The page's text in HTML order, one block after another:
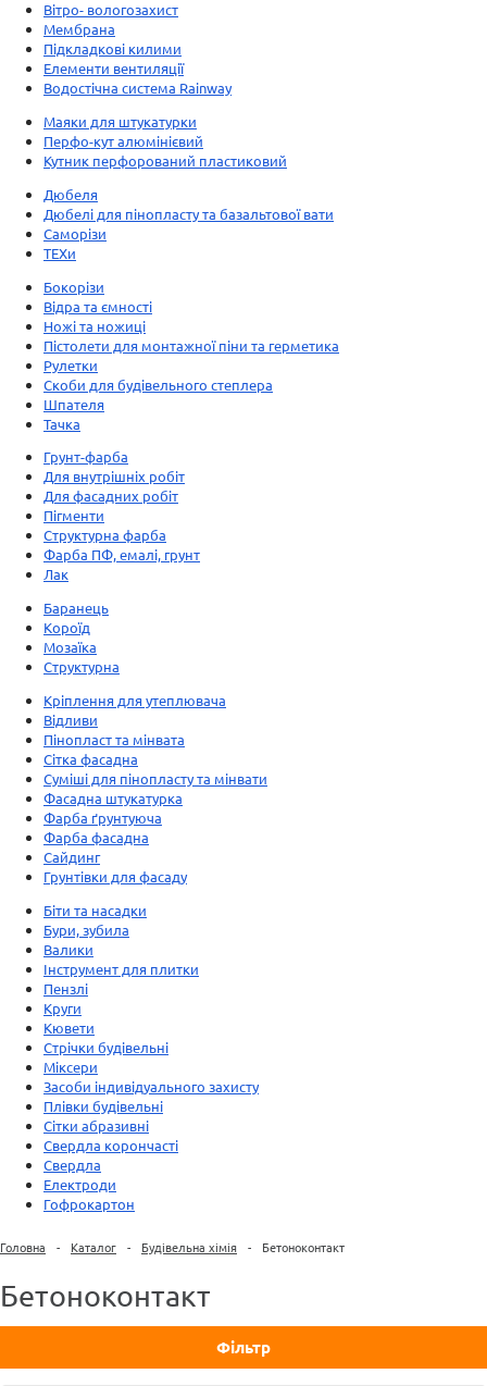
Вітро- вологозахист
Мембрана
Підкладкові килими
Елементи вентиляції
Водостічна система Rainway
Маяки для штукатурки
Перфо-кут алюмінієвий
Кутник перфорований пластиковий
Дюбеля
Дюбелі для пінопласту та базальтової вати
Саморізи
ТЕХи
Бокорізи
Відра та ємності
Ножі та ножиці
Пістолети для монтажної піни та герметика
Рулетки
Скоби для будівельного степлера
Шпателя
Тачка
Грунт-фарба
Для внутрішніх робіт
Для фасадних робіт
Пігменти
Структурна фарба
Фарба ПФ, емалі, грунт
Лак
Баранець
Короїд
Мозаїка
Структурна
Кріплення для утеплювача
Відливи
Пінопласт та мінвата
Сітка фасадна
Суміші для пінопласту та мінвати
Фасадна штукатурка
Фарба ґрунтуюча
Фарба фасадна
Сайдинг
Грунтівки для фасаду
Біти та насадки
Бури, зубила
Валики
Інструмент для плитки
Пензлі
Круги
Кювети
Стрічки будівельні
Міксери
Засоби індивідуального захисту
Плівки будівельні
Сітки абразивні
Свердла корончасті
Свердла
Електроди
Гофрокартон
Головна - Каталог - Будівельна хімія - Бетоноконтакт
Бетоноконтакт
Фільтр